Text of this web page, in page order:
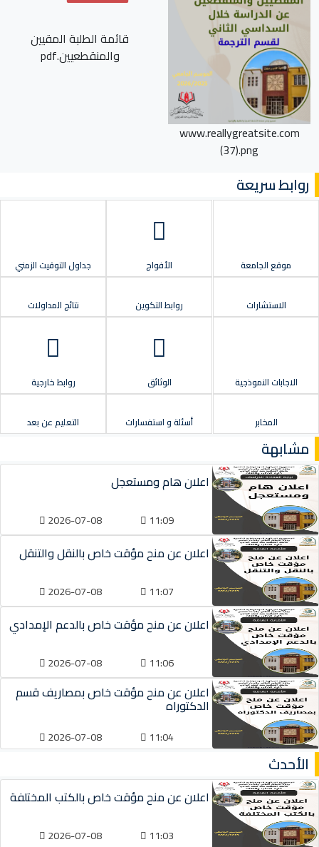
www.reallygreatsite.com
(37).png
قائمة الطلبة المقيين
والمنقطعيين.pdf
روابط سريعة
موقع الجامعة الأفواج جداول التوقيت الزمني
الاستشارات روابط التكوين نتائج المداولات
الاجابات النموذجية الوثائق روابط خارجية
المخابر أسئلة و استفسارات التعليم عن بعد
مشابهة
اعلان هام ومستعجل
11:09
2026-07-08
اعلان عن منح مؤقت خاص بالنقل والتنقل
11:07
2026-07-08
اعلان عن منح مؤقت خاص بالدعم الإمدادي
11:06
2026-07-08
اعلان عن منح مؤقت خاص بمصاريف قسم
الدكتوراه
11:04
2026-07-08
الأحدث
اعلان عن منح مؤقت خاص بالكتب المختلفة
11:03
2026-07-08